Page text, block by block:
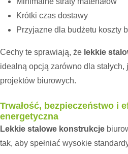
Krótki czas dostawy
Przyjazne dla budżetu koszty
Cechy te sprawiają, że lekkie
idealną opcją zarówno dla stałych,
projektów biurowych.
Trwałość, bezpieczeństwo i
energetyczna
Lekkie stalowe konstrukcje
tak, aby spełniać wysokie